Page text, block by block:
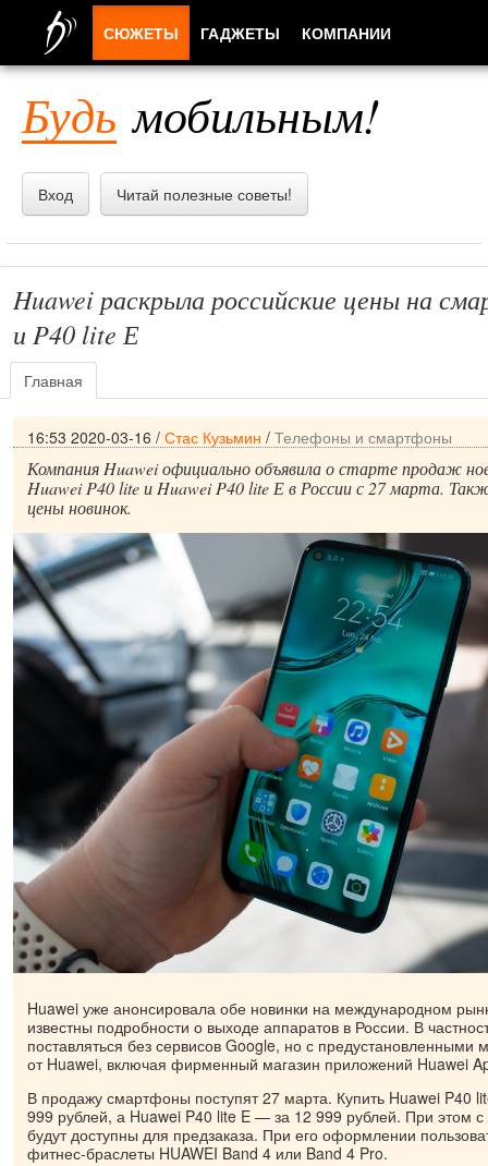
Будь мобильным!
Вход Читай полезные советы!
Huawei раскрыла российские цены на
и P40 lite Е
Главная
16:53 2020-03-16 / Стас Кузьмин / Телефоны и смартфоны
Компания Huawei официально объявила о старте продаж
Huawei P40 lite и Huawei P40 lite Е в России с 27 марта.
цены новинок.
Huawei уже анонсировала обе новинки на международном
известны подробности о выходе аппаратов в России. В
поставляться без сервисов Google, но с
от Huawei, включая фирменный магазин приложений Huawei
В продажу смартфоны поступят 27 марта. Купить Huawei P40
999 рублей, а Huawei P40 lite E — за 12 999 рублей. При этом
будут доступны для предзаказа. При его оформлении
фитнес-браслеты HUAWEI Band 4 или Band 4 Pro.
СЮЖЕТЫ ГАДЖЕТЫ КОМПАНИИ
ПРИЛОЖЕНИЯ